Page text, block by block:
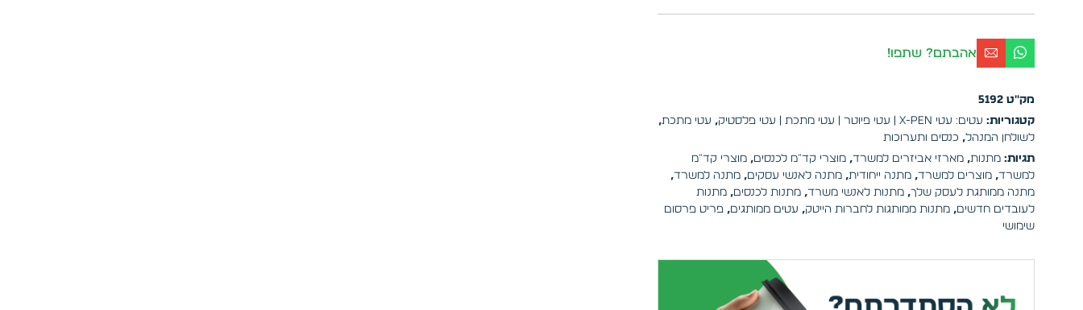
אהבתם? שתפו!
מק"ט5192
קטגוריות: עטים: עטי X-PEN | עטי פיוטר | עטי מתכת | עטי פלסטיק , עטי מתכת,
לשולחן המנהל, כנסים ותערוכות
תגיות: מתנות,מארזי אביזרים למשרד,מוצרי קד"מ לכנסים,מוצרי קד"מ
למשרד,מוצרים למשרד,מתנה ייחודית,מתנה לאנשי עסקים,מתנה למשרד,
מתנה ממותגת לעסק שלך,מתנות לאנשי משרד,מתנות לכנסים,מתנות
לעובדים חדשים,מתנות ממותגות לחברות הייטק, עטים ממותגים,פריט פרסום
שימושי